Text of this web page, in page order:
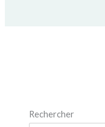
Rechercher